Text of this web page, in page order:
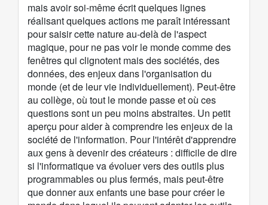
mais avoir soi-même écrit quelques lignes
réalisant quelques actions me paraît intéressant
pour saisir cette nature au-delà de l'aspect
magique, pour ne pas voir le monde comme des
fenêtres qui clignotent mais des sociétés, des
données, des enjeux dans l'organisation du
monde (et de leur vie individuellement). Peut-être
au collège, où tout le monde passe et où ces
questions sont un peu moins abstraites. Un petit
aperçu pour aider à comprendre les enjeux de la
société de l'information. Pour l'intérêt d'apprendre
aux gens à devenir des créateurs : difficile de dire
si l'informatique va évoluer vers des outils plus
programmables ou plus fermés, mais peut-être
que donner aux enfants une base pour créer le